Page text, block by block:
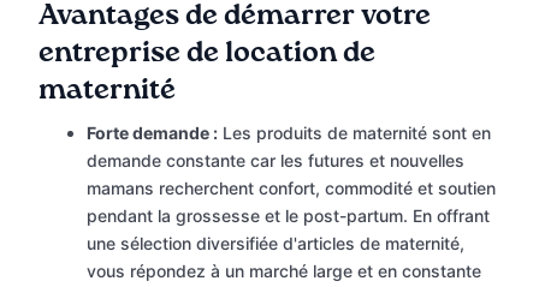
Avantages de démarrer votre
entreprise de location de
maternité
Forte demande : Les produits de maternité sont en
demande constante car les futures et nouvelles
mamans recherchent confort, commodité et soutien
pendant la grossesse et le post-partum. En offrant
une sélection diversifiée d'articles de maternité,
vous répondez à un marché large et en constante